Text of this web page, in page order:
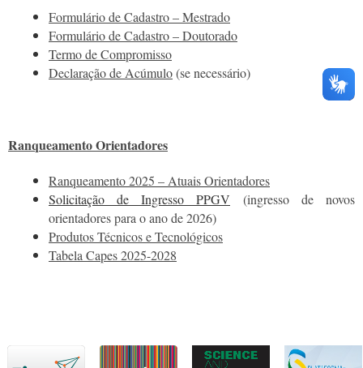
Formulário de Cadastro – Mestrado
Formulário de Cadastro – Doutorado
Termo de Compromisso
Declaração de Acúmulo(se necessário)
Ranqueamento Orientadores
Ranqueamento 2025 – Atuais Orientadores
Solicitação de Ingresso PPGV (ingresso de novos
orientadores para o ano de 2026)
Produtos Técnicos e Tecnológicos
Tabela Capes 2025-2028